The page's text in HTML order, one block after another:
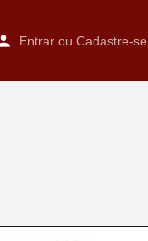
Entrar ou Cadastre-se